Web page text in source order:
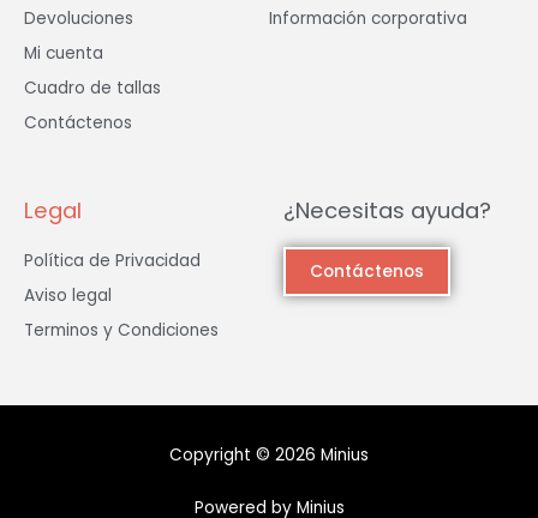
Devoluciones
Mi cuenta
Cuadro de tallas
Contáctenos
Información corporativa
Legal
Política de Privacidad
Aviso legal
Terminos y Condiciones
¿Necesitas ayuda?
Contáctenos
Copyright © 2026 Minius
Powered by Minius